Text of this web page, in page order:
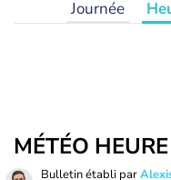
Journée
MÉTÉO
Bulletin établi par